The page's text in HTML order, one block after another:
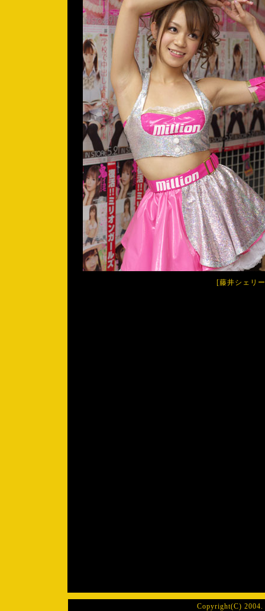
[藤井シェリ
Copyright(C)